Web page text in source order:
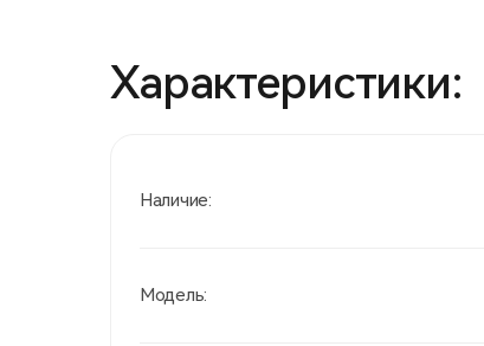
Характеристики:
Наличие:
Модель: